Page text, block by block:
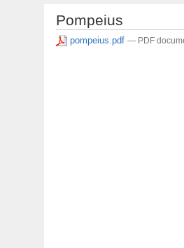
Pompeius
pompeius.pdf — PDF